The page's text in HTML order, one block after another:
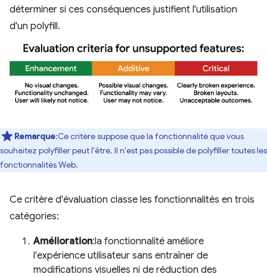
déterminer si ces conséquences justifient l'utilisation
d'un polyfill.
Remarque:Ce critère suppose que la fonctionnalité que vous
souhaitez polyfiller peut l'être. Il n'est pas possible de polyfiller toutes les
fonctionnalités Web.
Ce critère d'évaluation classe les fonctionnalités en trois
catégories:
Amélioration:la fonctionnalité améliore
l'expérience utilisateur sans entraîner de
modifications visuelles ni de réduction des